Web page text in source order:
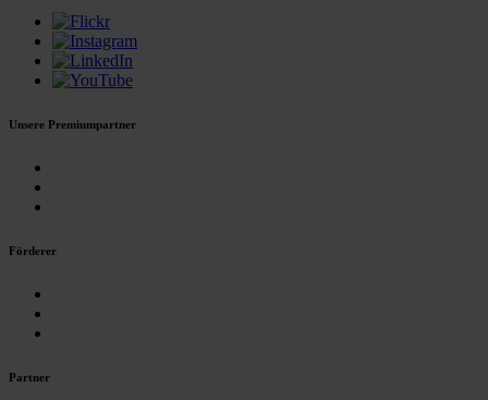
Unsere Premiumpartner
Förderer
Partner